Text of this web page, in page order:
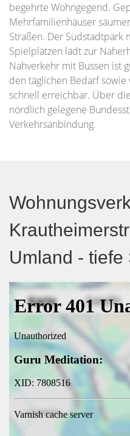
begehrte Wohngegend.
Mehrfamilienhäuser
Straßen. Der Südstadtpark
Spielplätzen lädt zur
Nahverkehr mit Bussen ist
den täglichen Bedarf
schnell erreichbar. Über
nördlich gelegene
Verkehrsanbindung.
Umland - tiefe